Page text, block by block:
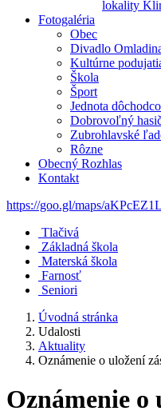
lokality
Fotogaléria
Obec
Divadlo
Kultúrne
Škola
Šport
Jednota
Dobrovoľný
Zubrohlavské
Rôzne
Obecný Rozhlas
Kontakt
https://goo.gl/maps/
Tlačivá
Základná škola
Materská škola
Farnosť
Seniori
Úvodná stránka
Udalosti
Aktuality
Oznámenie o uložení
Oznámenie o